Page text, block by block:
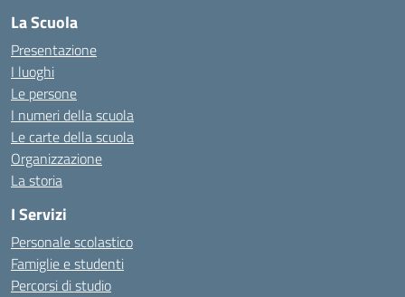
La Scuola
Presentazione
I luoghi
Le persone
I numeri della scuola
Le carte della scuola
Organizzazione
La storia
I Servizi
Personale scolastico
Famiglie e studenti
Percorsi di studio